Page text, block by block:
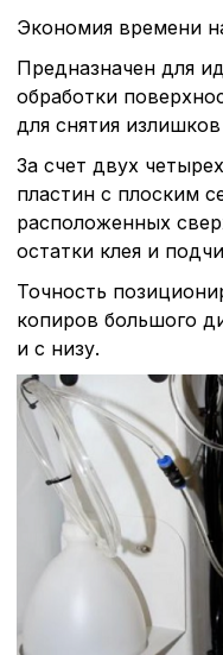
Экономия времени
Предназначен для
обработки
для снятия излишков
За счет двух
пластин с плоским
расположенных
остатки клея и
Точность
копиров большого
и с низу.